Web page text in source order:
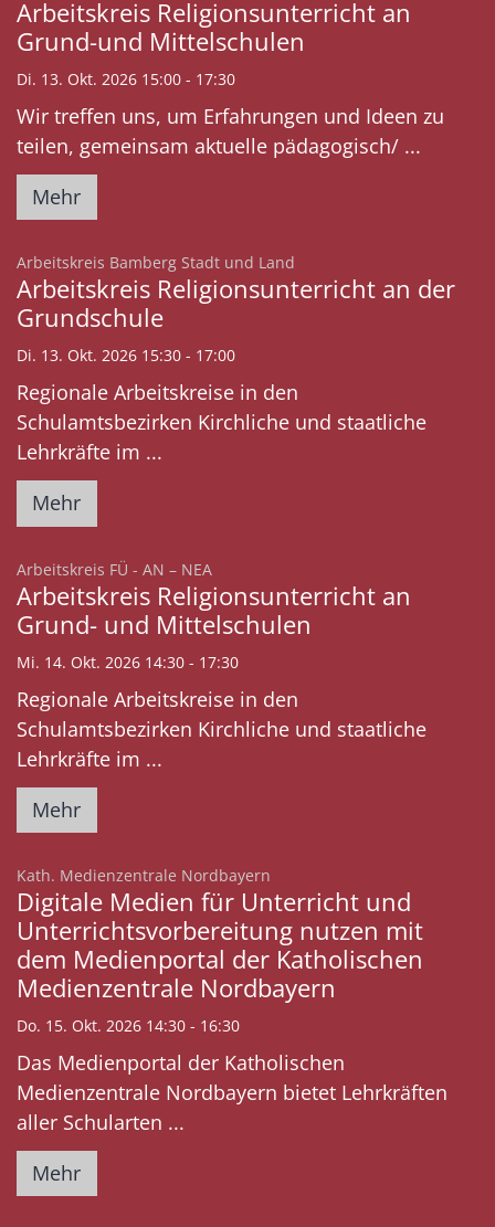
Arbeitskreis Religionsunterricht an
Grund-und Mittelschulen
Di. 13. Okt. 2026 15:00 - 17:30
Wir treffen uns, um Erfahrungen und Ideen zu
teilen, gemeinsam aktuelle pädagogisch/ ...
Mehr
Arbeitskreis Bamberg Stadt und Land
Arbeitskreis Religionsunterricht an der
Grundschule
Di. 13. Okt. 2026 15:30 - 17:00
Regionale Arbeitskreise in den
Schulamtsbezirken Kirchliche und staatliche
Lehrkräfte im ...
Mehr
Arbeitskreis FÜ - AN – NEA
Arbeitskreis Religionsunterricht an
Grund- und Mittelschulen
Mi. 14. Okt. 2026 14:30 - 17:30
Regionale Arbeitskreise in den
Schulamtsbezirken Kirchliche und staatliche
Lehrkräfte im ...
Mehr
Kath. Medienzentrale Nordbayern
Digitale Medien für Unterricht und
Unterrichtsvorbereitung nutzen mit
dem Medienportal der Katholischen
Medienzentrale Nordbayern
Do. 15. Okt. 2026 14:30 - 16:30
Das Medienportal der Katholischen
Medienzentrale Nordbayern bietet Lehrkräften
aller Schularten ...
Mehr